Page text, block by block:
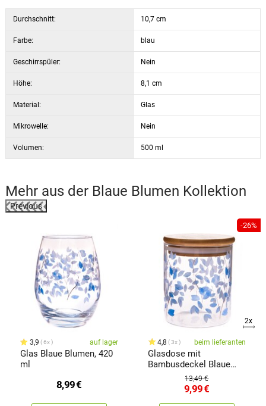
Durchschnitt: 10,7 cm
Farbe: blau
Geschirrspüler: Nein
Höhe: 8,1 cm
Material: Glas
Mikrowelle: Nein
Volumen: 500 ml
Mehr aus der Blaue Blumen Kollektion
Previous
3,9 6x auf lager
Glas Blaue Blumen, 420
ml
8,99€
-26%
2x
4,8 3x beim lieferanten
Glasdose mit
Bambusdeckel Blaue
Blumen, 440ml
13,49 €
9,99€